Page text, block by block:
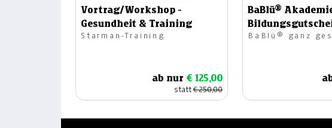
Vortrag/Workshop -
Gesundheit & Training
Starman-Training
ab nur € 125,00
statt€ 250,00
BaBlü®
BaBlü® ganz